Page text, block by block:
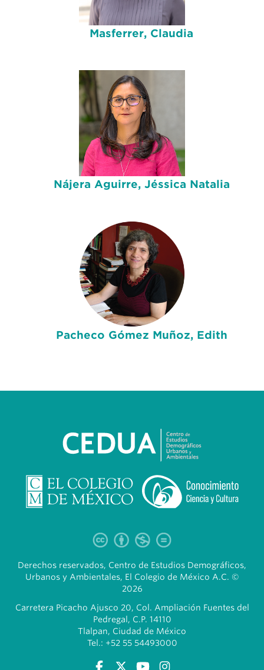
Masferrer, Claudia
Nájera Aguirre, Jéssica Natalia
Pacheco Gómez Muñoz, Edith
Derechos reservados, Centro de Estudios Demográficos,
Urbanos y Ambientales, El Colegio de México A.C. ©
2026
Carretera Picacho Ajusco 20, Col. Ampliación Fuentes del
Pedregal, C.P. 14110
Tlalpan, Ciudad de México
Tel.: +52 55 54493000